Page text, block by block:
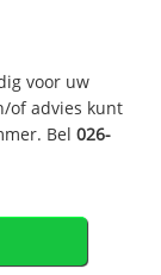
voor uw
of advies kunt
Bel026-